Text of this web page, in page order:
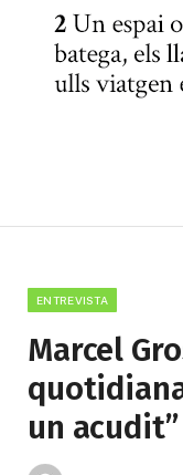
ENTREVISTA
Marcel
un acudit”